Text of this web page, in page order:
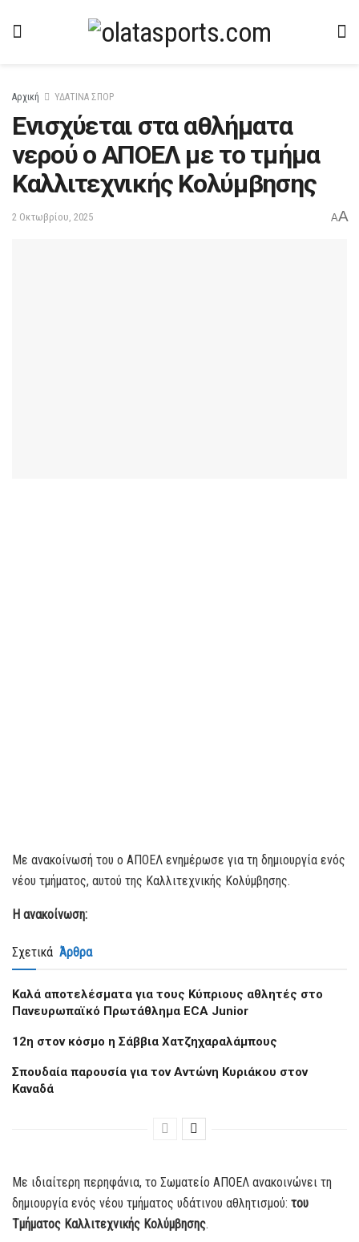
Αρχική ΥΔΑΤΙΝΑ ΣΠΟΡ
Eνισχύεται στα αθλήματα
νερού ο ΑΠΟΕΛ με το τμήμα
Καλλιτεχνικής Κολύμβησης
2 Οκτωβρίου, 2025 AA
Mε ανακοίνωσή του ο ΑΠΟΕΛ ενημέρωσε για τη δημιουργία ενός
νέου τμήματος, αυτού της Καλλιτεχνικής Κολύμβησης.
Η ανακοίνωση:
Σχετικά Άρθρα
Kαλά αποτελέσματα για τους Κύπριους αθλητές στο
Πανευρωπαϊκό Πρωτάθλημα ECA Junior
12η στον κόσμο η Σάββια Χατζηχαραλάμπους
Σπουδαία παρουσία για τον Αντώνη Κυριάκου στον
Καναδά
Με ιδιαίτερη περηφάνια, το Σωματείο ΑΠΟΕΛ ανακοινώνει τη
δημιουργία ενός νέου τμήματος υδάτινου αθλητισμού: του
Τμήματος Καλλιτεχνικής Κολύμβησης.